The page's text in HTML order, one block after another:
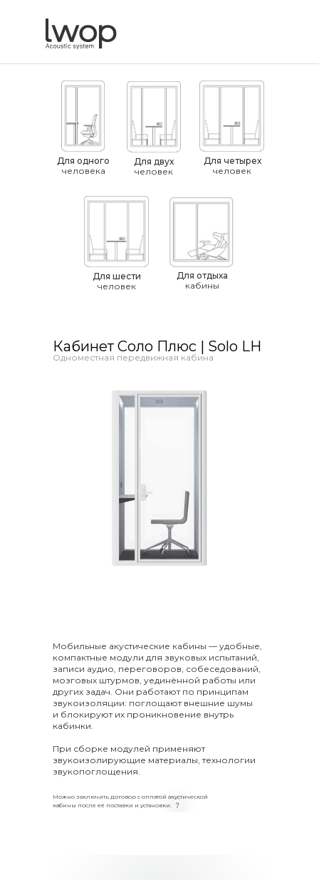
Для одного
человека
Для двух
человек
Для четырех
человек
Для шести
человек
Для отдыха
кабины
Кабинет Соло Плюс | Solo LH
Одноместная передвижная кабина
Мобильные акустические кабины — удобные,
компактные модули для звуковых испытаний,
записи аудио, переговоров, собеседований,
мозговых штурмов, уединённой работы или
других задач. Они работают по принципам
звукоизоляции: поглощают внешние шумы
и блокируют их проникновение внутрь
кабинки.
При сборке модулей применяют
звукоизолирующие материалы, технологии
звукопоглощения.
Можно заключить договор с оплатой акустической
кабины после её поставки и установки.